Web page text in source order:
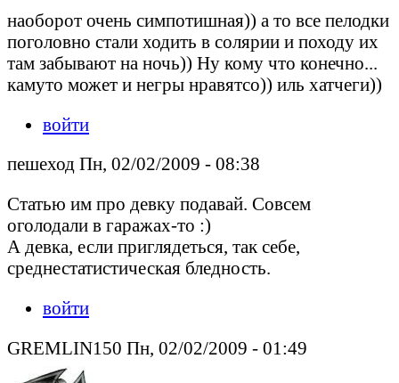
наоборот очень симпотишная)) а то все пелодки
поголовно стали ходить в солярии и походу их
там забывают на ночь)) Ну кому что конечно...
камуто может и негры нравятсо)) иль хатчеги))
войти
пешеход Пн, 02/02/2009 - 08:38
Статью им про девку подавай. Совсем
оголодали в гаражах-то :)
А девка, если приглядеться, так себе,
среднестатистическая бледность.
войти
GREMLIN150 Пн, 02/02/2009 - 01:49